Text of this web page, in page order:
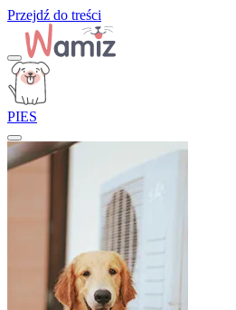
Przejdź do treści
PIES